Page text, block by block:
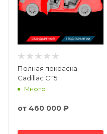
Полная покраска
Cadillac CT5
Много
от 460 000 ₽